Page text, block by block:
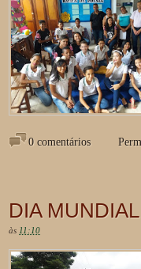
0 comentários
DIA
às 11:10